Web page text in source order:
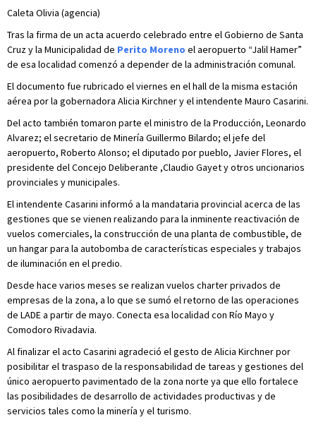
Caleta Olivia (agencia)
Tras la firma de un acta acuerdo celebrado entre el Gobierno de Santa
Cruz y la Municipalidad de Perito Moreno el aeropuerto “Jalil Hamer”
de esa localidad comenzó a depender de la administración comunal.
El documento fue rubricado el viernes en el hall de la misma estación
aérea por la gobernadora Alicia Kirchner y el intendente Mauro Casarini.
Del acto también tomaron parte el ministro de la Producción, Leonardo
Alvarez; el secretario de Minería Guillermo Bilardo; el jefe del
aeropuerto, Roberto Alonso; el diputado por pueblo, Javier Flores, el
presidente del Concejo Deliberante ,Claudio Gayet y otros uncionarios
provinciales y municipales.
El intendente Casarini informó a la mandataria provincial acerca de las
gestiones que se vienen realizando para la inminente reactivación de
vuelos comerciales, la construcción de una planta de combustible, de
un hangar para la autobomba de características especiales y trabajos
de iluminación en el predio.
Desde hace varios meses se realizan vuelos charter privados de
empresas de la zona, a lo que se sumó el retorno de las operaciones
de LADE a partir de mayo. Conecta esa localidad con Río Mayo y
Comodoro Rivadavia.
Al finalizar el acto Casarini agradeció el gesto de Alicia Kirchner por
posibilitar el traspaso de la responsabilidad de tareas y gestiones del
único aeropuerto pavimentado de la zona norte ya que ello fortalece
las posibilidades de desarrollo de actividades productivas y de
servicios tales como la minería y el turismo.